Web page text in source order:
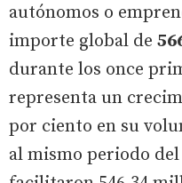
autónomos o
importe global de
durante los once
representa un
por ciento en su
al mismo periodo